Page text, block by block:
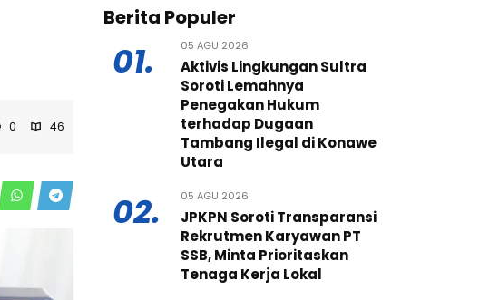
0 46
Berita Populer
01. 05 AGU 2026
Aktivis Lingkungan Sultra
Soroti Lemahnya
Penegakan Hukum
terhadap Dugaan
Tambang Ilegal di Konawe
Utara
02. 05 AGU 2026
JPKPN Soroti Transparansi
Rekrutmen Karyawan PT
SSB, Minta Prioritaskan
Tenaga Kerja Lokal